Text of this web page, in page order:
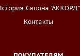
Салона "АККОРД"
Контакты